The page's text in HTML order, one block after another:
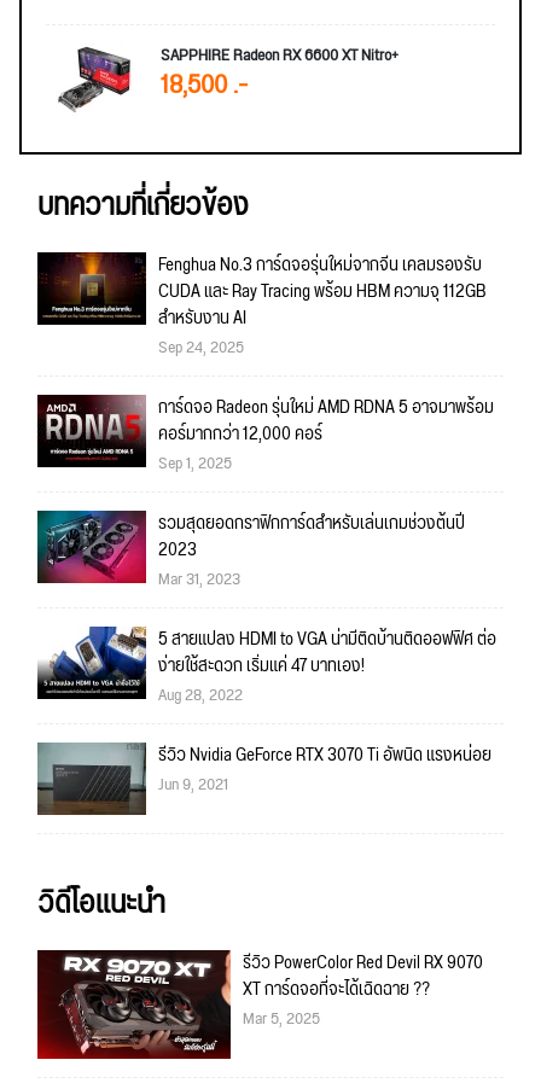
SAPPHIRE Radeon RX 6600 XT Nitro+
18,500 .-
บทความที่เกี่ยวข้อง
Fenghua No.3 การ์ดจอรุ่นใหม่จากจีน เคลมรองรับ
CUDA และ Ray Tracing พร้อม HBM ความจุ 112GB
สำหรับงาน AI
Sep 24, 2025
การ์ดจอ Radeon รุ่นใหม่ AMD RDNA 5 อาจมาพร้อม
คอร์มากกว่า 12,000 คอร์
Sep 1, 2025
รวมสุดยอดกราฟิกการ์ดสำหรับเล่นเกมช่วงต้นปี
2023
Mar 31, 2023
5 สายแปลง HDMI to VGA น่ามีติดบ้านติดออฟฟิศ ต่อ
ง่ายใช้สะดวก เริ่มแค่ 47 บาทเอง!
Aug 28, 2022
รีวิว Nvidia GeForce RTX 3070 Ti อัพนิด แรงหน่อย
Jun 9, 2021
วิดีโอแนะนำ
รีวิว PowerColor Red Devil RX 9070
XT การ์ดจอที่จะได้เฉิดฉาย ??
Mar 5, 2025